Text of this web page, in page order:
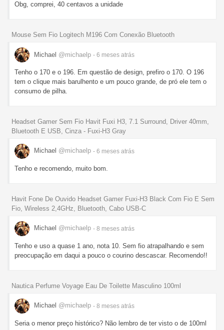
Obg, comprei, 40 centavos a unidade
Mouse Sem Fio Logitech M196 Com Conexão Bluetooth
Michael @michaelp - 6 meses atrás
Tenho o 170 e o 196. Em questão de design, prefiro o 170. O 196
tem o clique mais barulhento e um pouco grande, de pró ele tem o
consumo de pilha.
Headset Gamer Sem Fio Havit Fuxi H3, 7.1 Surround, Driver 40mm,
Bluetooth E USB, Cinza - Fuxi-H3 Gray
Michael @michaelp - 6 meses atrás
Tenho e recomendo, muito bom.
Havit Fone De Ouvido Headset Gamer Fuxi-H3 Black Com Fio E Sem
Fio, Wireless 2,4GHz, Bluetooth, Cabo USB-C
Michael @michaelp - 8 meses atrás
Tenho e uso a quase 1 ano, nota 10. Sem fio atrapalhando e sem
preocupação em daqui a pouco o courino descascar. Recomendo!!
Nautica Perfume Voyage Eau De Toilette Masculino 100ml
Michael @michaelp - 8 meses atrás
Seria o menor preço histórico? Não lembro de ter visto o de 100ml